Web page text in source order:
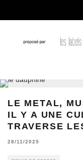
LE METAL,
IL Y A UNE
TRAVERSE
28/11/2025